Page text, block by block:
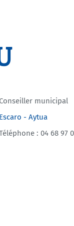
Conseiller municipal
Escaro - Aytua
: 04 68 97